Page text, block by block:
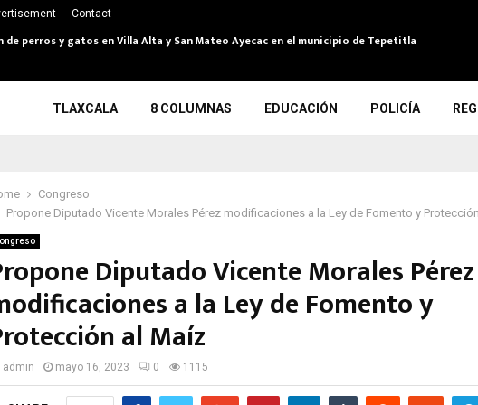
Contact
perros y gatos en Villa Alta y San Mateo Ayecac en el municipio de Tepetitla
TLAXCALA 8 COLUMNAS EDUCACIÓN POLICÍA
Congreso
Propone Diputado Vicente Morales Pérez modificaciones a la Ley de Fomento y
Diputado Vicente Morales Pérez
a la Ley de Fomento y
al Maíz
admin mayo 16, 2023 0 1115